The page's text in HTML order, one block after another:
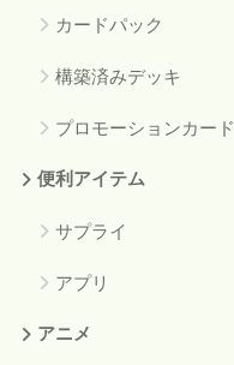
カードパック
構築済みデッキ
プロモーションカード
便利アイテム
サプライ
アプリ
アニメ